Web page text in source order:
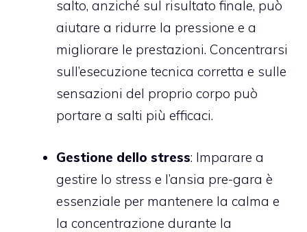
salto, anziché sul risultato finale, può
aiutare a ridurre la pressione e a
migliorare le prestazioni. Concentrarsi
sull’esecuzione tecnica corretta e sulle
sensazioni del proprio corpo può
portare a salti più efficaci.
Gestione dello stress: Imparare a
gestire lo stress e l’ansia pre-gara è
essenziale per mantenere la calma e
la concentrazione durante la